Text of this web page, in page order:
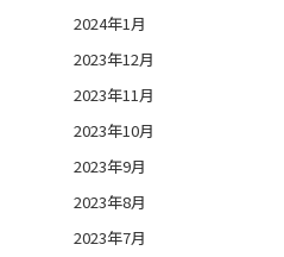
2024年1月
2023年12月
2023年11月
2023年10月
2023年9月
2023年8月
2023年7月